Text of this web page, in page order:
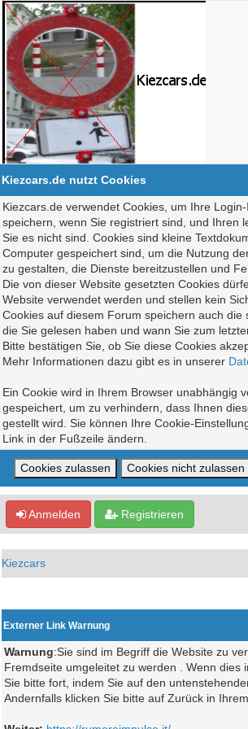
Kiezcars.de nutzt Cookies
Kiezcars.de verwendet Cookies, um Ihre
speichern, wenn Sie registriert sind, und Ihren
Sie es nicht sind. Cookies sind kleine
Computer gespeichert sind, um die Nutzung
zu gestalten, die Dienste bereitzustellen und
Die von dieser Website gesetzten Cookies
Website verwendet werden und stellen kein
Cookies auf diesem Forum speichern auch die
die Sie gelesen haben und wann Sie zum
Bitte bestätigen Sie, ob Sie diese Cookies
Mehr Informationen dazu gibt es in unserer
Ein Cookie wird in Ihrem Browser unabhängig
gespeichert, um zu verhindern, dass Ihnen
gestellt wird. Sie können Ihre Cookie-
Link in der Fußzeile ändern.
Anmelden Registrieren
Kiezcars
Externer Link Warnung
Warnung:Sie sind im Begriff die Website zu
Fremdseite umgeleitet zu werden . Wenn dies
Sie bitte fort, indem Sie auf den
Andernfalls klicken Sie bitte auf Zurück in